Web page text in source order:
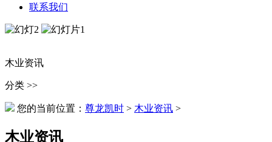
联系我们
木业资讯
分类 >>
您的当前位置： 尊龙凯时 > 木业资讯 >
木业资讯